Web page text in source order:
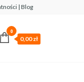
| Blog
0
0,00 zł